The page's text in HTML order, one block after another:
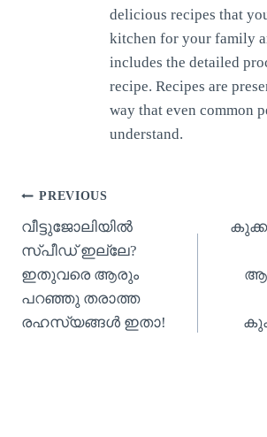
delicious recipes that
kitchen for your family
includes the detailed
recipe. Recipes are
way that even common
understand.
Post
navigation
PREVIOUS
വീട്ടുജോലിയിൽ
സ്പീഡ് ഇല്ലേ?
ഇതുവരെ ആരും
പറഞ്ഞു തരാത്ത
രഹസ്യങ്ങൾ ഇതാ!